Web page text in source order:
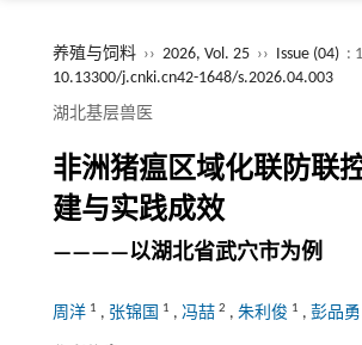
养殖与饲料 ›› 2026, Vol. 25 ›› Issue (04) :
10.13300/j.cnki.cn42-1648/s.2026.04.003
湖北基层兽医
非洲猪瘟区域化联防联
建与实践成效
————以湖北省武穴市为例
周洋 1 , 张锦国 1 , 冯喆 2 , 朱利俊 1 , 彭品勇